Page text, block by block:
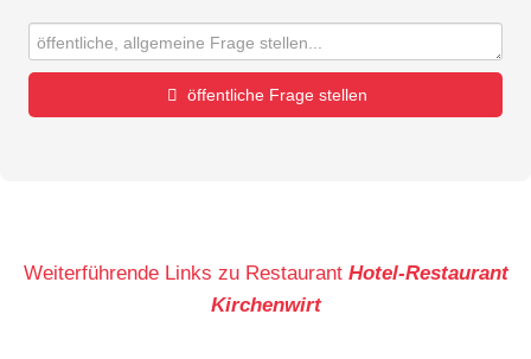
öffentliche Frage stellen
Weiterführende Links zu Restaurant Hotel-Restaurant
Kirchenwirt